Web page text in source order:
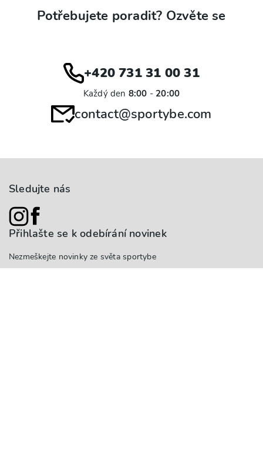
Potřebujete poradit? Ozvěte se
+420 731 31 00 31
Každý den 8:00 - 20:00
contact@sportybe.com
Sledujte nás
Přihlašte se k odebírání novinek
Nezmeškejte novinky ze světa sportybe